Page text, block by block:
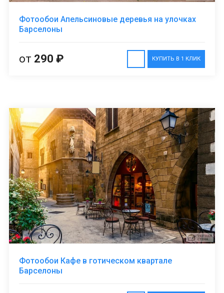
Фотообои Апельсиновые деревья на улочках
Барселоны
КУПИТЬ В 1 КЛИК
от 290 ₽
Фотообои Кафе в готическом квартале
Барселоны